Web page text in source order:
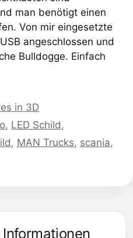
man benötigt einen
Von mir eingesetzte
angeschlossen und
Bulldogge. Einfach
in 3D
, LED Schild,
, MAN Trucks, scania,